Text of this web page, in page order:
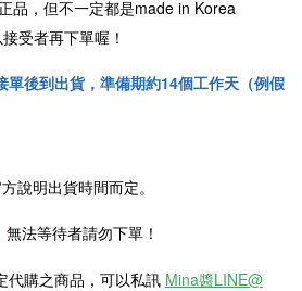
品，但不一定都是made in Korea
接受者再下單喔！
單後到出貨，準備期約14個工作天（例假
說明出貨時間而定。
無法等待者請勿下單！
代購之商品，可以私訊 Mina醬LINE@